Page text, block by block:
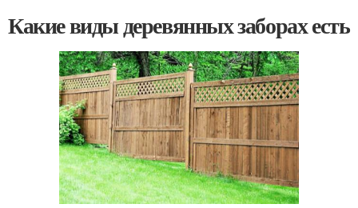
Какие виды деревянных заборах есть